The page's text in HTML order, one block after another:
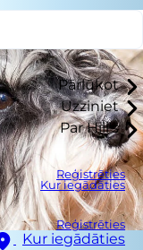
Pārlūkot
Uzziniet
Par Hill's
Reģistrēties
Kur iegādāties
Reģistrēties
Kur iegādāties